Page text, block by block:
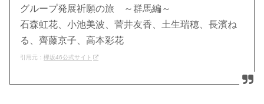
グループ発展祈願の旅 ～群馬編～
石森虹花、小池美波、菅井友香、土生瑞穂、長濱ね
る、齊藤京子、高本彩花
引用元：欅坂46公式サイト